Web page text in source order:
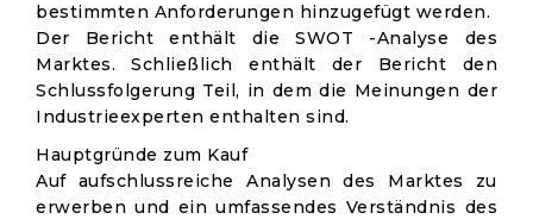
bestimmten Anforderungen hinzugefügt werden.
Der Bericht enthält die SWOT -Analyse des
Marktes. Schließlich enthält der Bericht den
Schlussfolgerung Teil, in dem die Meinungen der
Industrieexperten enthalten sind.
Hauptgründe zum Kauf
Auf aufschlussreiche Analysen des Marktes zu
erwerben und ein umfassendes Verständnis des